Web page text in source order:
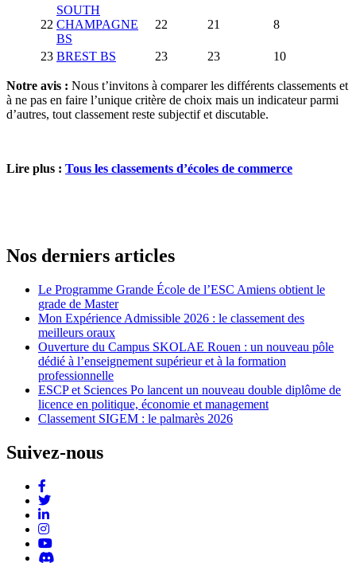
22
SOUTH
CHAMPAGNE
BS
22 21 8
23 BREST BS 23 23 10
Notre avis : Nous t’invitons à comparer les différents classements et
à ne pas en faire l’unique critère de choix mais un indicateur parmi
d’autres, tout classement reste subjectif et discutable.
Lire plus : Tous les classements d’écoles de commerce
Nos derniers articles
Le Programme Grande École de l’ESC Amiens obtient le
grade de Master
Mon Expérience Admissible 2026 : le classement des
meilleurs oraux
Ouverture du Campus SKOLAE Rouen : un nouveau pôle
dédié à l’enseignement supérieur et à la formation
professionnelle
ESCP et Sciences Po lancent un nouveau double diplôme de
licence en politique, économie et management
Classement SIGEM : le palmarès 2026
Suivez-nous